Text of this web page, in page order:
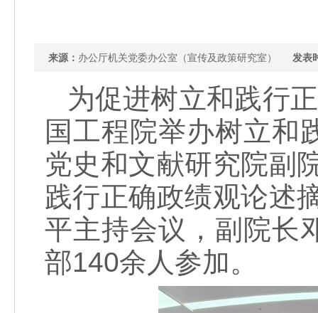
来源： 办公厅机关党委办公室（宣传及政策研究室） 发表
为促进树立和践行
国工程院举办树立和
党史和文献研究院副
践行正确政绩观论述
平主持会议，副院长
部140余人参加。